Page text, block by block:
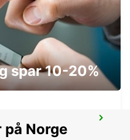
spar 10-20%
Norge